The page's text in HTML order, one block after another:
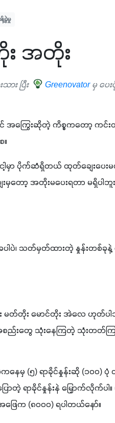
ခွဲမှု
အတိုး
ား ပြီး Greenovator မှ ပေ
င် အကြွေးဆိုတဲ့ ကိစ္စကတော့ ကင်
မှာ ပိုက်ဆံရှိတယ် ထုတ်ချေးပေ
မှတော့ အတိုးမပေးရတာ မရှိပါ
ပဲ၊ သတ်မှတ်ထားတဲ့ နှုန်းတစ်ခုနဲ့ တွ
း မတ်တိုး မောင်တိုး အဲလေ ဟုတ်
အစည်းတွေ သုံးနေကြတဲ့ သုံးတတ်
ေမှ (၅) ရာခိုင်နှုန်းဆို (၁၀၀) ပုံ
ရာခိုင်နှုန်းနဲ မြှောက်လိုက်ပါ။
ဖြေက (၈၀၀၀) ရပါတယ်နော်။